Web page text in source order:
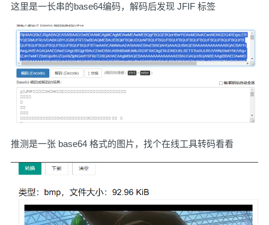
这里是一长串的base64编码，解码后发现 JFIF 标签
推测是一张 base64 格式的图片，找个在线工具转码看看